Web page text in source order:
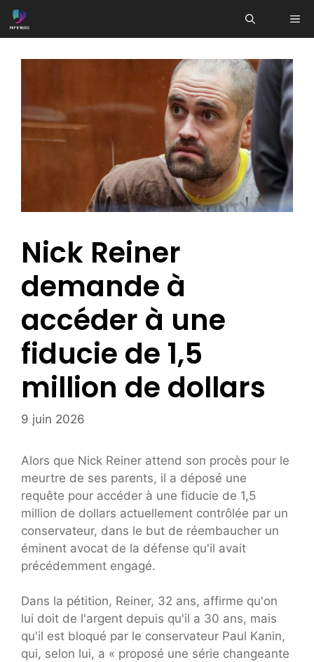
Aller
au
Nick Reiner
demande à
accéder à une
fiducie de 1,5
million de dollars
9 juin 2026
Alors que Nick Reiner attend son procès pour le
meurtre de ses parents, il a déposé une
requête pour accéder à une fiducie de 1,5
million de dollars actuellement contrôlée par un
conservateur, dans le but de réembaucher un
éminent avocat de la défense qu'il avait
précédemment engagé.
Dans la pétition, Reiner, 32 ans, affirme qu'on
lui doit de l'argent depuis qu'il a 30 ans, mais
qu'il est bloqué par le conservateur Paul Kanin,
qui, selon lui, a « proposé une série changeante